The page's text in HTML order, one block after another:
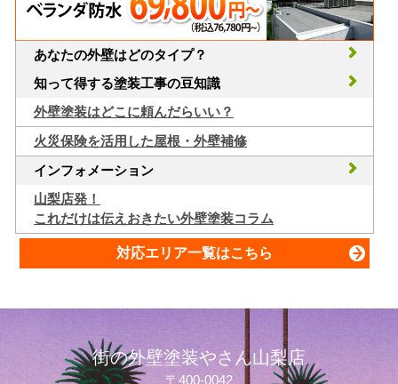
あなたの外壁はどのタイプ？
知って得する塗装工事の豆知識
外壁塗装はどこに頼んだらいい？
火災保険を活用した屋根・外壁補修
インフォメーション
山梨店発！
これだけは伝えおきたい外壁塗装コラム
対応エリア一覧はこちら
街の外壁塗装やさん山梨店
〒400-0042